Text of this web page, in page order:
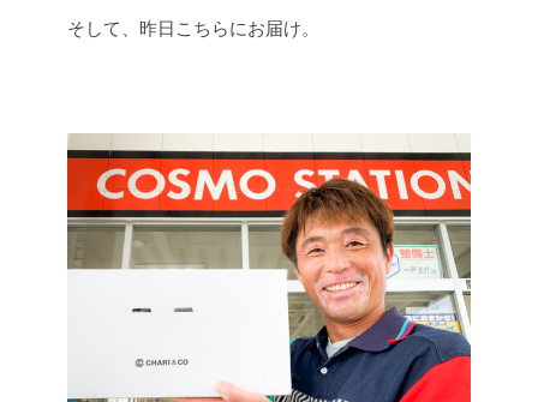
そして、昨日こちらにお届け。